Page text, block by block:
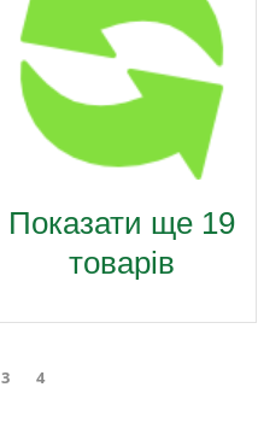
Показати ще 19
товарів
3 4